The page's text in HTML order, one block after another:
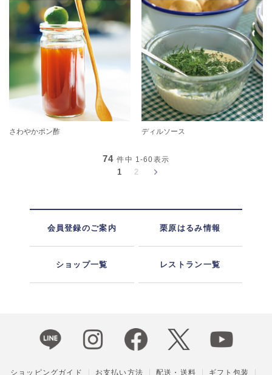
さわやかポン酢 ディルソース
74 件中 1-60表示
1 2
会員登録のご案内 栗原はるみ情報
ショップ一覧 レストラン一覧
ショッピングガイド お支払い方法 配送・送料 ギフト包装